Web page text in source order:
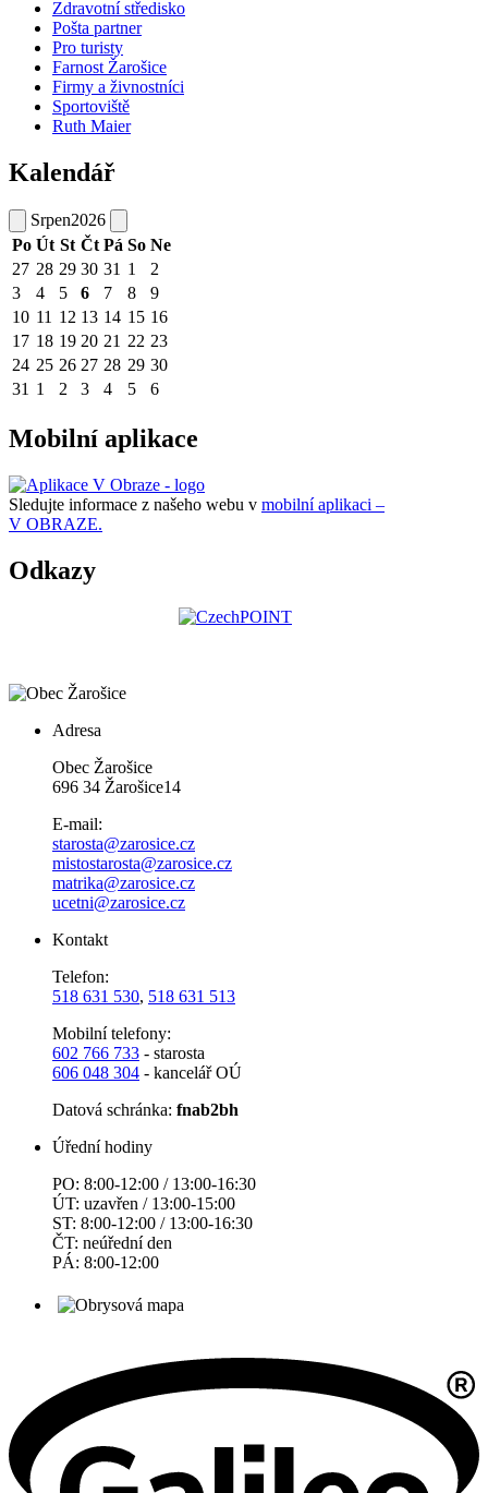
Zdravotní středisko
Pošta partner
Pro turisty
Farnost Žarošice
Firmy a živnostníci
Sportoviště
Ruth Maier
Kalendář
Srpen2026
Po Út St Čt Pá So Ne
27 28 29 30 31 1
2
3
4 5 6 7 8
9
10 11 12 13 14 15 16
17 18 19 20 21 22 23
24 25 26 27 28 29 30
31 1 2 3 4 5 6
Mobilní aplikace
Sledujte informace z našeho webu v mobilní aplikaci –
V OBRAZE.
Odkazy
Adresa
Obec Žarošice
696 34 Žarošice14
E-mail:
starosta@zarosice.cz
mistostarosta@zarosice.cz
matrika@zarosice.cz
ucetni@zarosice.cz
Kontakt
Telefon:
518 631 530, 518 631 513
Mobilní telefony:
602 766 733 - starosta
606 048 304 - kancelář OÚ
Datová schránka: fnab2bh
Úřední hodiny
PO: 8:00-12:00 / 13:00-16:30
ÚT: uzavřen / 13:00-15:00
ST: 8:00-12:00 / 13:00-16:30
ČT: neúřední den
PÁ: 8:00-12:00